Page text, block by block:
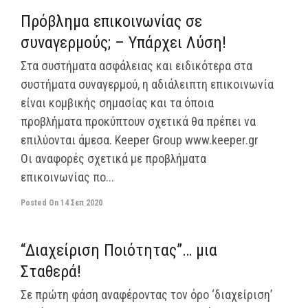
Πρόβλημα επικοινωνίας σε
συναγερμούς; – Υπάρχει Λύση!
Στα συστήματα ασφάλειας και ειδικότερα στα
συστήματα συναγερμού, η αδιάλειπτη επικοινωνία
είναι κομβικής σημασίας και τα όποια
προβλήματα προκύπτουν σχετικά θα πρέπει να
επιλύονται άμεσα. Keeper Group www.keeper.gr
Οι αναφορές σχετικά με προβλήματα
επικοινωνίας πο...
Posted On 14 Σεπ 2020
“Διαχείριση Ποιότητας”… μια
Σταθερά!
Σε πρώτη φάση αναφέροντας τον όρο ‘διαχείριση’